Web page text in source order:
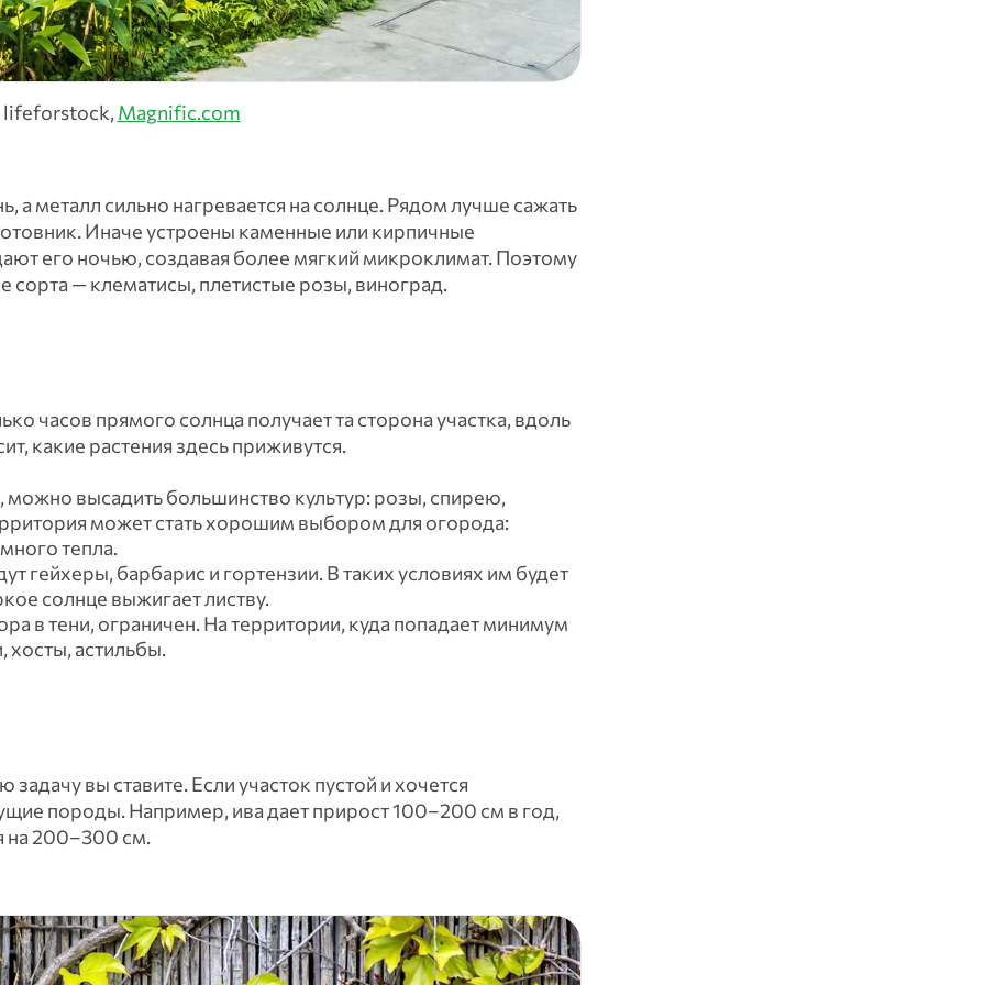
lifeforstock, Magnific.com
металл сильно нагревается на солнце. Рядом лучше сажать
Иначе устроены каменные или кирпичные
его ночью, создавая более мягкий микроклимат. Поэтому
— клематисы, плетистые розы, виноград.
часов прямого солнца получает та сторона участка, вдоль
какие растения здесь приживутся.
высадить большинство культур: розы, спирею,
может стать хорошим выбором для огорода:
тепла.
гейхеры, барбарис и гортензии. В таких условиях им будет
солнце выжигает листву.
в тени, ограничен. На территории, куда попадает минимум
хосты, астильбы.
вы ставите. Если участок пустой и хочется
породы. Например, ива дает прирост 100–200 см в год,
на 200–300 см.